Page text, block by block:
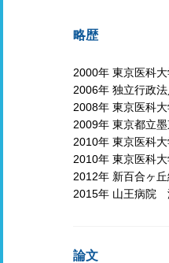
略歴
2000年 東京医科
2006年 独立行政
2008年 東京医科
2009年 東京都立
2010年 東京医科
2010年 東京医科
2012年 新百合ヶ
2015年 山王病院
論文